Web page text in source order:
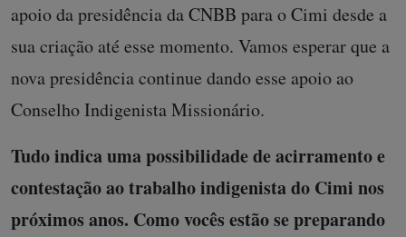
apoio da presidência da CNBB para o Cimi desde a
sua criação até esse momento. Vamos esperar que a
nova presidência continue dando esse apoio ao
Conselho Indigenista Missionário.
Tudo indica uma possibilidade de acirramento e
contestação ao trabalho indigenista do Cimi nos
próximos anos. Como vocês estão se preparando